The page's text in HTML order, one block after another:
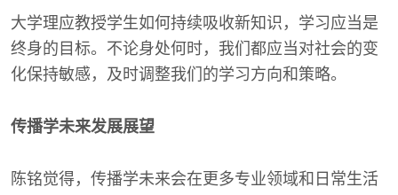
大学理应教授学生如何持续吸收新知识，学习应当是
终身的目标。不论身处何时，我们都应当对社会的变
化保持敏感，及时调整我们的学习方向和策略。
传播学未来发展展望
陈铭觉得，传播学未来会在更多专业领域和日常生活